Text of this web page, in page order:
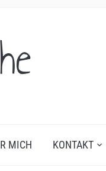
MICH KONTAKT